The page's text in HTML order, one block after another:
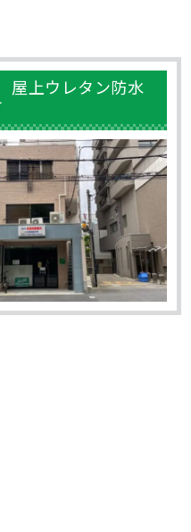
上ウレタン防水